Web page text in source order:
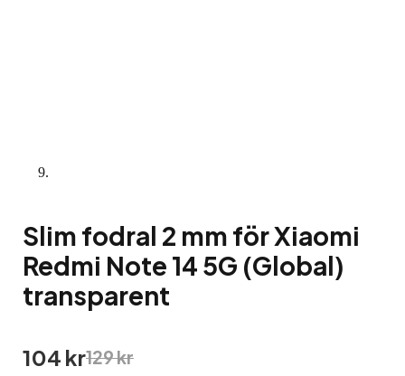
Slim fodral 2 mm för Xiaomi
Redmi Note 14 5G (Global)
transparent
129kr
Det
ursprungliga
104 krDet
nuvarande